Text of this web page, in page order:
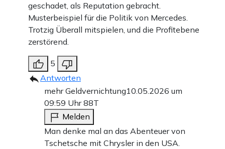
geschadet, als Reputation gebracht.
Musterbeispiel für die Politik von Mercedes.
Trotzig Überall mitspielen, und die Profitebene
zerstörend.
5
Antworten
mehr Geldvernichtung10.05.2026 um
09:59 Uhr88T
Melden
Man denke mal an das Abenteuer von
Tschetsche mit Chrysler in den USA.